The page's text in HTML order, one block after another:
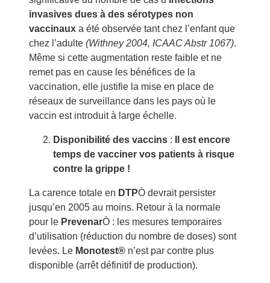
invasives dues à des sérotypes non
vaccinaux a été observée tant chez l’enfant que
chez l’adulte (Withney 2004, ICAAC Abstr 1067).
Même si cette augmentation reste faible et ne
remet pas en cause les bénéfices de la
vaccination, elle justifie la mise en place de
réseaux de surveillance dans les pays où le
vaccin est introduit à large échelle.
Disponibilité des vaccins :
Il est encore
temps de vacciner vos patients à risque
contre la grippe !
La carence totale en DTPÒ devrait persister
jusqu’en 2005 au moins. Retour à la normale
pour le PrevenarÒ : les mesures temporaires
d’utilisation (réduction du nombre de doses) sont
levées. Le Monotest® n’est par contre plus
disponible (arrêt définitif de production).